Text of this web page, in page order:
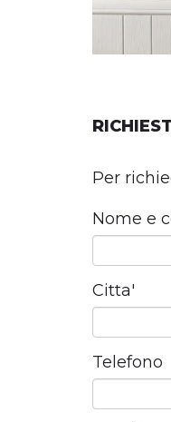
Per
Nome e
Citta'
Telefono